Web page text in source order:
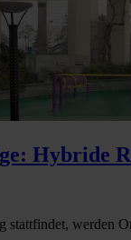
Hybride
stattfindet, werden